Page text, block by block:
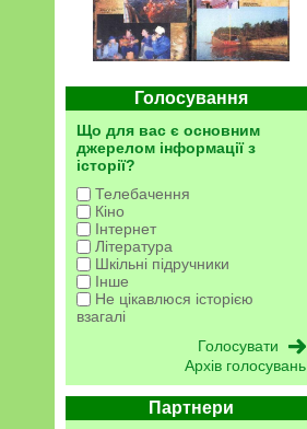
Голосування
Що для вас є основним
джерелом інформації з
історії?
Телебачення
Кіно
Інтернет
Література
Шкільні підручники
Інше
Не цікавлюся історією
взагалі
Архів голосувань
Партнери